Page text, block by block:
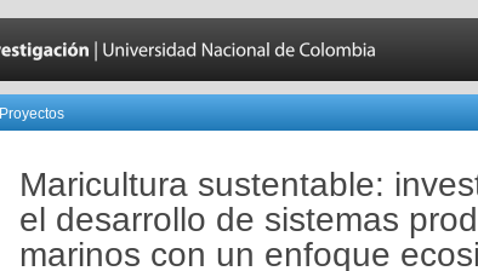
Proyectos
Maricultura sustentable:
el desarrollo de sistemas
marinos con un enfoque